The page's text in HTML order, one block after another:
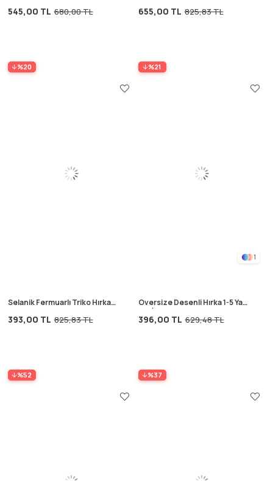
545,00 TL 680,00 TL
%20
655,00 TL 825,83 TL
%21
Selanik Fermuarlı Triko Hırka
393,00 TL 825,83 TL
%52
1
Oversize Desenli Hırka 1-5 Yaş
YEŞİL
396,00 TL 629,48 TL
%37